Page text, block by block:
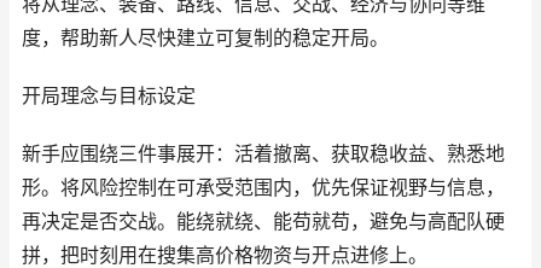
度，帮助新人尽快建立可复制的稳定开局。
开局理念与目标设定
新手应围绕三件事展开：活着撤离、获取稳收益、熟悉地
形。将风险控制在可承受范围内，优先保证视野与信息，
再决定是否交战。能绕就绕、能苟就苟，避免与高配队硬
拼，把时刻用在搜集高价格物资与开点进修上。